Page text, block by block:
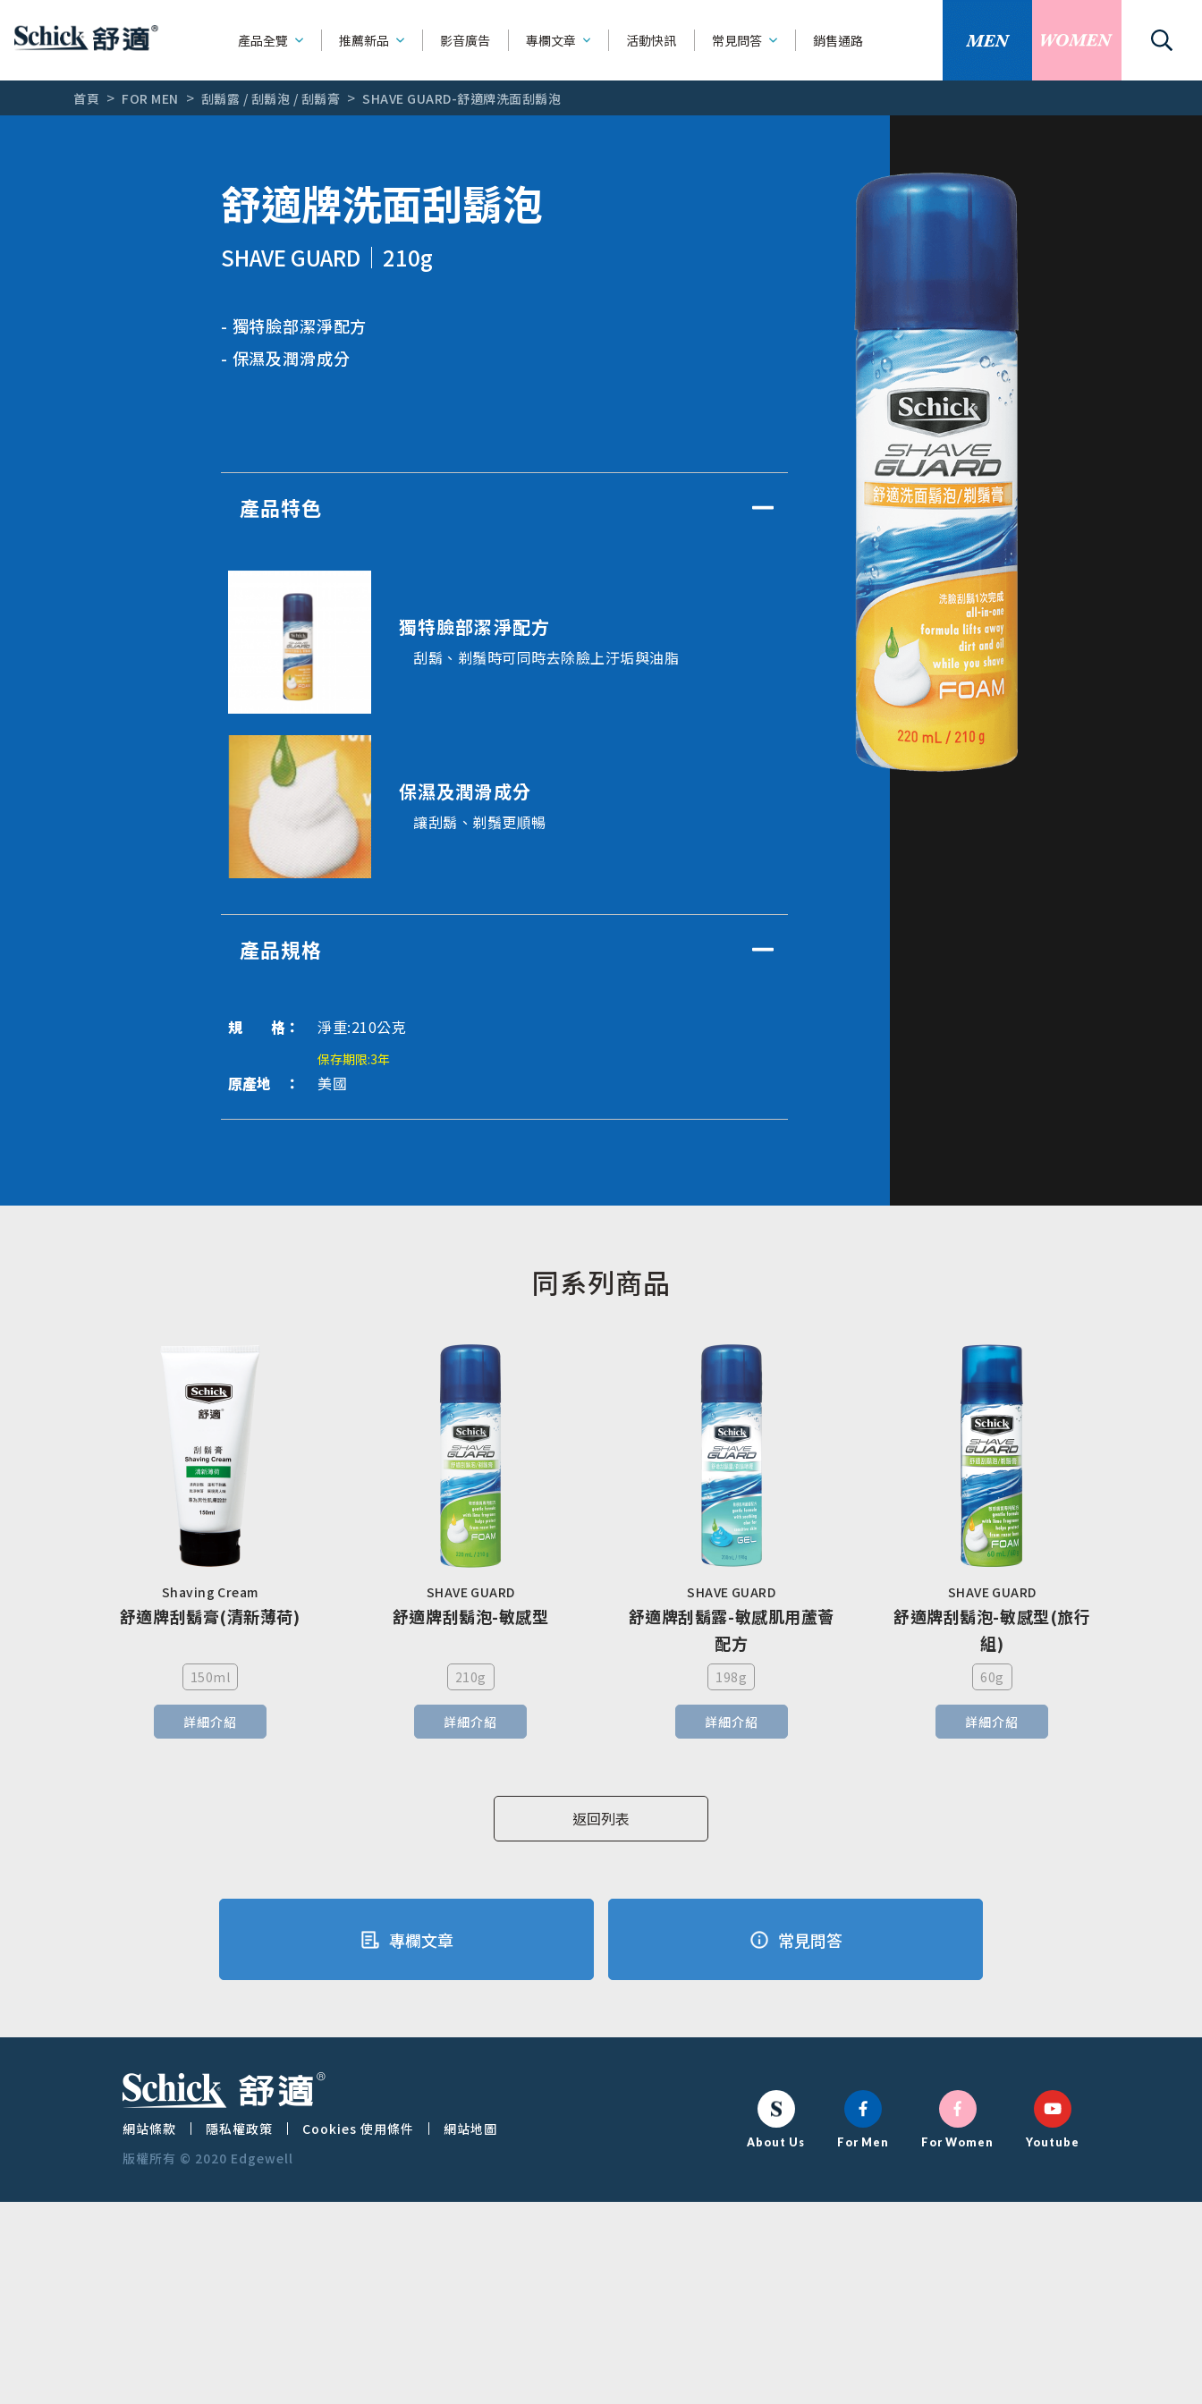
產品全覽 推薦新品 影音廣告 專欄文章 活動快訊 常見問答 銷售通路
刮鬍露 / 刮鬍泡 / 刮鬍膏
水次元
第一把刮鬍刀
舒適牌
創4紀
捍將3
超鋒3
可替換除毛刀
全部文章
刮鬍知識
臉部細毛怎麼除？臉部...
如何使用刮鬍刀/除毛刀
女用除毛刀
首頁 FOR MEN 刮鬍露 / 刮鬍泡 / 刮鬍膏 SHAVE GUARD-舒適牌洗面刮鬍泡
舒適牌洗面刮鬍泡
SHAVE GUARD 210g
獨特臉部潔淨配方
保濕及潤滑成分
產品特色
獨特臉部潔淨配方
刮鬍、剃鬚時可同時去除臉上汙垢與油脂
保濕及潤滑成分
讓刮鬍、剃鬚更順暢
產品規格
規 格： 淨重:210公克
保存期限:3年
原產地 ： 美國
同系列商品
Shaving Cream
舒適牌刮鬍膏(清新薄荷)
150ml
詳細介紹
SHAVE GUARD
舒適牌刮鬍泡-敏感型
210g
詳細介紹
SHAVE GUARD
舒適牌刮鬍露-敏感肌用蘆薈
配方
198g
詳細介紹
SHAVE GUARD
舒適牌刮鬍泡-敏感型(旅行
組)
60g
詳細介紹
返回列表
專欄文章 常見問答
網站條款 隱私權政策 Cookies 使用條件
網站地圖
版權所有 © 2020 Edgewell
About Us For Men For Women Youtube